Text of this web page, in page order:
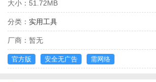
大小： 51.72MB
分类： 实用工具
厂商： 暂无
官方版 安全无广告 需网络